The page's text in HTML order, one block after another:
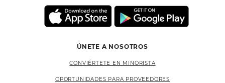
ÚNETE A NOSOTROS
CONVIÉRTETE EN MINORISTA
OPORTUNIDADES PARA PROVEEDORES